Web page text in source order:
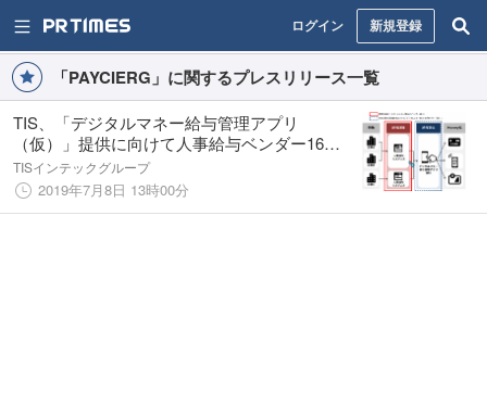
ログイン 新規登録
「PAYCIERG」に関するプレスリリース一覧
TIS、「デジタルマネー給与管理アプリ
（仮）」提供に向けて人事給与ベンダー16社
と協業
TISインテックグループ
2019年7月8日 13時00分